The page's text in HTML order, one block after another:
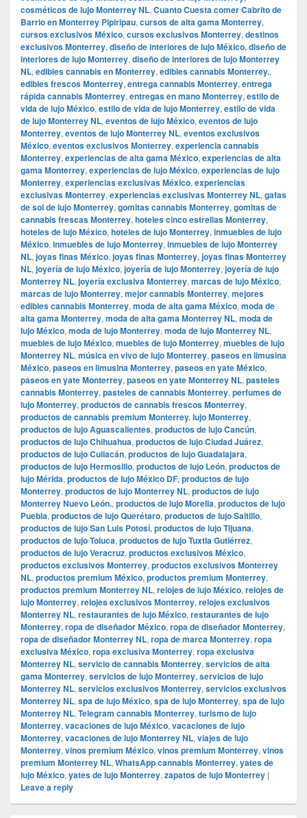
cosméticos de lujo Monterrey NL, Cuanto Cuesta comer Cabrito de
Barrio en Monterrey Pipiripau, cursos de alta gama Monterrey,
cursos exclusivos México, cursos exclusivos Monterrey, destinos
exclusivos Monterrey, diseño de interiores de lujo México, diseño de
interiores de lujo Monterrey, diseño de interiores de lujo Monterrey
NL, edibles cannabis en Monterrey, edibles cannabis Monterrey.,
edibles frescos Monterrey, entrega cannabis Monterrey, entrega
rápida cannabis Monterrey, entregas en mano Monterrey, estilo de
vida de lujo México, estilo de vida de lujo Monterrey, estilo de vida
de lujo Monterrey NL, eventos de lujo México, eventos de lujo
Monterrey, eventos de lujo Monterrey NL, eventos exclusivos
México, eventos exclusivos Monterrey, experiencia cannabis
Monterrey, experiencias de alta gama México, experiencias de alta
gama Monterrey, experiencias de lujo México, experiencias de lujo
Monterrey, experiencias exclusivas México, experiencias
exclusivas Monterrey, experiencias exclusivas Monterrey NL, gafas
de sol de lujo Monterrey, gomitas cannabis Monterrey, gomitas de
cannabis frescas Monterrey, hoteles cinco estrellas Monterrey,
hoteles de lujo México, hoteles de lujo Monterrey, inmuebles de lujo
México, inmuebles de lujo Monterrey, inmuebles de lujo Monterrey
NL, joyas finas México, joyas finas Monterrey, joyas finas Monterrey
NL, joyería de lujo México, joyería de lujo Monterrey, joyería de lujo
Monterrey NL, joyería exclusiva Monterrey, marcas de lujo México,
marcas de lujo Monterrey, mejor cannabis Monterrey, mejores
edibles cannabis Monterrey, moda de alta gama México, moda de
alta gama Monterrey, moda de alta gama Monterrey NL, moda de
lujo México, moda de lujo Monterrey, moda de lujo Monterrey NL,
muebles de lujo México, muebles de lujo Monterrey, muebles de lujo
Monterrey NL, música en vivo de lujo Monterrey, paseos en limusina
México, paseos en limusina Monterrey, paseos en yate México,
paseos en yate Monterrey, paseos en yate Monterrey NL, pasteles
cannabis Monterrey, pasteles de cannabis Monterrey, perfumes de
lujo Monterrey, productos de cannabis frescos Monterrey,
productos de cannabis premium Monterrey. lujo Monterrey,
productos de lujo Aguascalientes, productos de lujo Cancún,
productos de lujo Chihuahua, productos de lujo Ciudad Juárez,
productos de lujo Culiacán, productos de lujo Guadalajara,
productos de lujo Hermosillo, productos de lujo León, productos de
lujo Mérida, productos de lujo México DF, productos de lujo
Monterrey, productos de lujo Monterrey NL, productos de lujo
Monterrey Nuevo León., productos de lujo Morelia, productos de lujo
Puebla, productos de lujo Querétaro, productos de lujo Saltillo,
productos de lujo San Luis Potosí, productos de lujo Tijuana,
productos de lujo Toluca, productos de lujo Tuxtla Gutiérrez,
productos de lujo Veracruz, productos exclusivos México,
productos exclusivos Monterrey, productos exclusivos Monterrey
NL, productos premium México, productos premium Monterrey,
productos premium Monterrey NL, relojes de lujo México, relojes de
lujo Monterrey, relojes exclusivos Monterrey, relojes exclusivos
Monterrey NL, restaurantes de lujo México, restaurantes de lujo
Monterrey, ropa de diseñador México, ropa de diseñador Monterrey,
ropa de diseñador Monterrey NL, ropa de marca Monterrey, ropa
exclusiva México, ropa exclusiva Monterrey, ropa exclusiva
Monterrey NL, servicio de cannabis Monterrey, servicios de alta
gama Monterrey, servicios de lujo Monterrey, servicios de lujo
Monterrey NL, servicios exclusivos Monterrey, servicios exclusivos
Monterrey NL, spa de lujo México, spa de lujo Monterrey, spa de lujo
Monterrey NL, Telegram cannabis Monterrey, turismo de lujo
Monterrey, vacaciones de lujo México, vacaciones de lujo
Monterrey, vacaciones de lujo Monterrey NL, viajes de lujo
Monterrey, vinos premium México, vinos premium Monterrey, vinos
premium Monterrey NL, WhatsApp cannabis Monterrey, yates de
lujo México, yates de lujo Monterrey, zapatos de lujo Monterrey |
Leave a reply